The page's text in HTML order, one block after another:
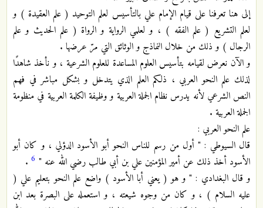
إلى هنا تعرفنا على قيام الإمام علي بالتأسيس لعلم التوحيد ( علم العقيدة ) و
لعلم التشريع ( علم الفقه ) ، و لعلمي الرواية و الرواة ( علم الحديث و علم
الرجال ) و ذلك من خلال النماذج و الوثائق التي مرّ عرضها .
و الآن نعرض لقيامه بتأسيس العلوم المساعدة للعلوم الشرعية ، و نأخذ شاهدًا
لذلك علم النحو العربي ، ذلكم العلم الذي يتدخل و بشكل مباشر في فهم
النص الشرعي لأنه يدرس نظام الجملة العربية و وظيفة الكلمة العربية في منظومة
الجملة العربية .
علم النحو العربي :
قال السيوطي : " أول من رسم للناس النحو أبو الأسود الدؤلي ، و كان أبو
الأسود أخذ ذلك عن أمير المؤمنين علي بن أبي طالب رضي الله عنه " 6
.
و قال البغدادي : " و هو ( يعني أبا الأسود ) واضع علم النحو بتعليم علي (
عليه السلام ) ، و كان من وجوه شيعته ، و استعمله على البصرة بعد ابن